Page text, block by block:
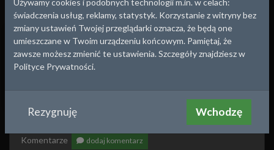
Ostrzeszów, woj.Wielkopolskie
Ostrzeszów
Plac Borek
1958 2010-11-07 20:03
Utwórz porównanie z tym zdjęciem
Komentarze dodaj komentarz
Używamy cookies i podobnych technologii m.in. w celach:
świadczenia usług, reklamy, statystyk. Korzystanie z witryny bez
zmiany ustawień Twojej przeglądarki oznacza, że będą one
umieszczane w Twoim urządzeniu końcowym. Pamiętaj, że
zawsze możesz zmienić te ustawienia. Szczegóły znajdziesz w
Polityce Prywatności.
Rezygnuję Wchodzę